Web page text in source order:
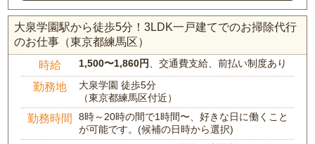
大泉学園駅から徒歩5分！3LDK一戸建てでのお掃除代行
のお仕事（東京都練馬区）
時給 1,500〜1,860円、交通費支給、前払い制度あり
勤務地
大泉学園 徒歩5分
（東京都練馬区付近）
勤務時間
8時～20時の間で1時間〜、好きな日に働くこと
が可能です。(候補の日時から選択)